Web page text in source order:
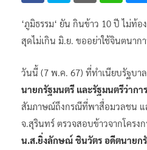
‘ภูมิธรรม‘ ยัน กินข้าว 10 ปี ไม่ท้อ
สุดไม่เกิน มิ.ย. ขออย่าใช้จินตนาก
วันนี้ (7 พ.ค. 67) ที่ทำเนียบรัฐบาล
นายกรัฐมนตรี และรัฐมนตรีว่าก
สัมภาษณ์ถึงกรณีที่พาสื่อมวลชน
จ.สุรินทร์ ตรวจสอบข้าวจากโครง
น.ส.ยิ่งลักษณ์ ชินวัตร อดีตนายก